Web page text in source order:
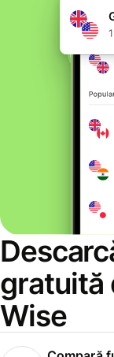
gratuită
Wise